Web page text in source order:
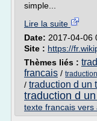
simple...
Lire la suite
Date: 2017-04-06
Site : https://
Thèmes liés :
francais /
/ traduction d un
traduction d
texte francais vers